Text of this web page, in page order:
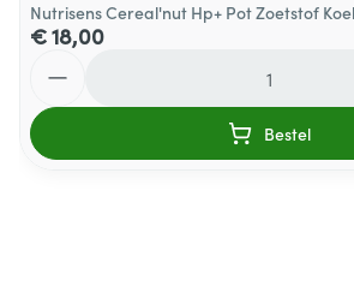
Nutrisens Cereal'nut Hp+ Pot Zoetstof
€ 18,00
Bestel